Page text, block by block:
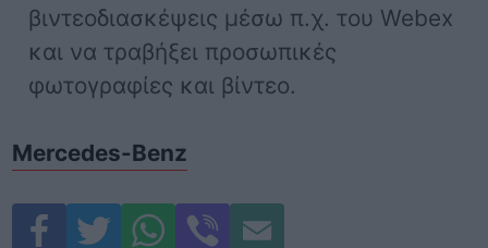
βιντεοδιασκέψεις μέσω π.χ. του Webex
και να τραβήξει προσωπικές
φωτογραφίες και βίντεο.
Mercedes-Benz